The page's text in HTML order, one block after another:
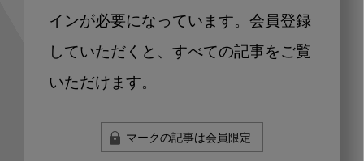
インが必要になっています。会員登録
していただくと、すべての記事をご覧
いただけます。
マークの記事は会員限定